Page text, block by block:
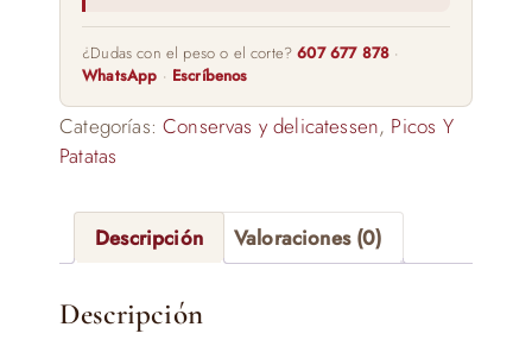
¿Dudas con el peso o el corte?607 677 878 ·
WhatsApp · Escríbenos
Categorías:Conservas y delicatessen, Picos Y
Patatas
Descripción Valoraciones (0)
Descripción